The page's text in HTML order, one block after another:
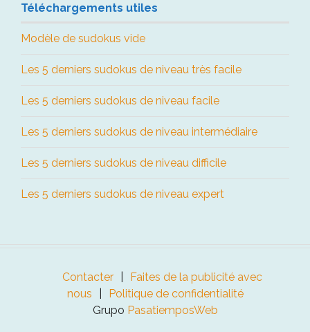
Téléchargements utiles
Modèle de sudokus vide
Les 5 derniers sudokus de niveau très facile
Les 5 derniers sudokus de niveau facile
Les 5 derniers sudokus de niveau intermédiaire
Les 5 derniers sudokus de niveau difficile
Les 5 derniers sudokus de niveau expert
Contacter
Faites de la publicité avec
nous
Politique de confidentialité
Grupo PasatiemposWeb